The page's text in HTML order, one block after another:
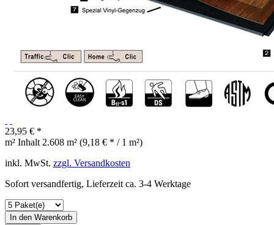
23,95 € *
m² Inhalt 2.608 m² (9,18 € * / 1 m²)
inkl. MwSt. zzgl. Versandkosten
Sofort versandfertig, Lieferzeit ca. 3-4 Werktage
In den Warenkorb